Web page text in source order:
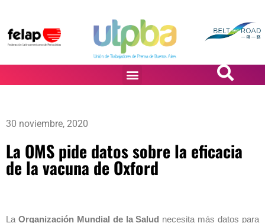
30 noviembre, 2020
La OMS pide datos sobre la eficacia
de la vacuna de Oxford
La Organización Mundial de la Salud necesita más datos para